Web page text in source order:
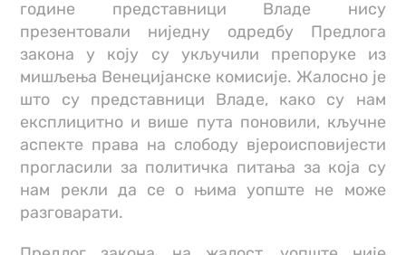
године представници Владе нису
презентовали ниједну одредбу Предлога
закона у коју су укључили препоруке из
мишљења Венецијанске комисије. Жалосно је
што су представници Владе, како су нам
експлицитно и више пута поновили, кључне
аспекте права на слободу вјероисповијести
прогласили за политичка питања за која су
нам рекли да се о њима уопште не може
разговарати.